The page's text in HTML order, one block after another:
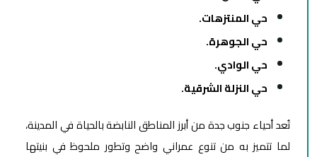
حي المنتزهات.
حي الجوهرة.
حي الوادي.
حي النزلة الشرقية.
تُعد أحياء جنوب جدة من أبرز المناطق النابضة بالحياة في المدينة،
لما تتميز به من تنوع عمراني واضح وتطور ملحوظ في بنيتها